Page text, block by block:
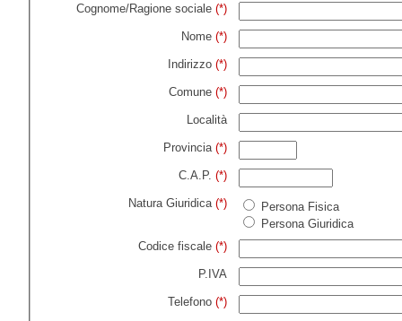
Cognome/Ragione sociale(*)
Nome(*)
Indirizzo(*)
Comune(*)
Località
Provincia(*)
C.A.P.(*)
Natura Giuridica(*)
Persona Fisica
Persona Giuridica
Codice fiscale(*)
P.IVA
Telefono(*)